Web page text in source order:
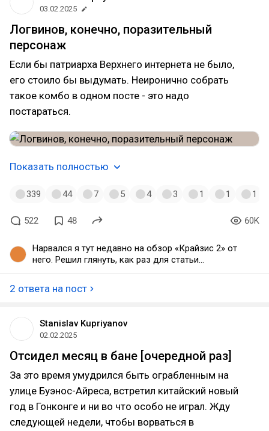
03.02.2025
Логвинов, конечно, поразительный
персонаж
Если бы патриарха Верхнего интернета не было,
его стоило бы выдумать. Неиронично собрать
такое комбо в одном посте - это надо
постараться.
Показать полностью
339 44 7 5 4 3 1 1 1
522 48 60K
Нарвался я тут недавно на обзор «Крайзис 2» от
него. Решил глянуть, как раз для статьи
вспоминал про сюжет серии. И он 20 минут ссался
вставляя восторженные эпитеты. А потом в конце
игра года... Но задушился... Но чит коды.
Интересный человече.
2 ответа на пост
Stanislav Kupriyanov
02.02.2025
Отсидел месяц в бане [очередной раз]
За это время умудрился быть ограбленным на
улице Буэнос-Айреса, встретил китайский новый
год в Гонконге и ни во что особо не играл. Жду
следующей недели, чтобы ворваться в